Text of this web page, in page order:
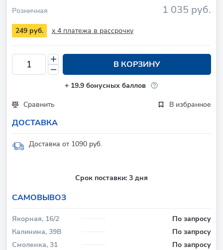
Розничная 1 035 руб.
249 руб. x 4 платежа в рассрочку
В КОРЗИНУ
+ 19.9 бонусных баллов
Сравнить
В избранное
ДОСТАВКА
Доставка от 1090 руб.
Срок поставки: 3 дня
CАМОВЫВОЗ
Якорная, 16/2
По запросу
Калинина, 39В
По запросу
Смоленка, 31
По запросу